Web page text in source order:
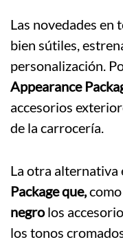
Las novedades en
bien sútiles,
personalización.
Appearance
accesorios
de la carrocería.
La otra alternativa
Package que,
negrolos
los tonos